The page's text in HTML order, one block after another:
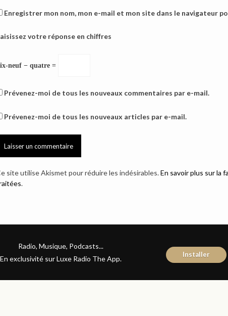
Enregistrer mon nom, mon e-mail et mon site dans le navigateur
votre réponse en chiffres
neuf − quatre =
Prévenez-moi de tous les nouveaux commentaires par e-mail.
Prévenez-moi de tous les nouveaux articles par e-mail.
site utilise Akismet pour réduire les indésirables.En savoir plus sur la
.
Radio, Musique, Podcasts...
En exclusivité sur Luxe Radio The App.
Installer